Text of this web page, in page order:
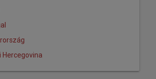
Hercegovina